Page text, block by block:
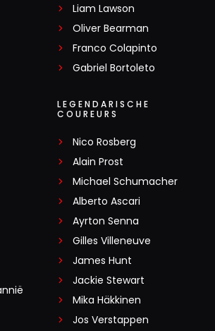
Liam Lawson
Oliver Bearman
Franco Colapinto
Gabriel Bortoleto
LEGENDARISCHE
COUREURS
Nico Rosberg
Alain Prost
Michael Schumacher
Alberto Ascari
Ayrton Senna
Gilles Villeneuve
James Hunt
Jackie Stewart
Mika Häkkinen
Jos Verstappen